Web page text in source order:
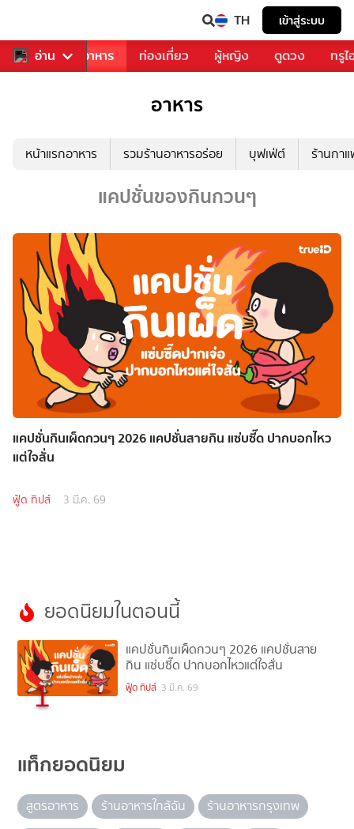
TH เข้าสู่ระบบ
อ่าน
การเพลง อาหาร ท่องเที่ยว ผู้หญิง ดูดวง ทรู
อาหาร
หน้าแรกอาหาร รวมร้านอาหารอร่อย บุฟเฟ่ต์ ร้านกา
แคปชั่นของกินกวนๆ
แคปชั่นกินเผ็ดกวนๆ 2026 แคปชั่นสายกิน แซ่บซี๊ด ปากบอกไหว
แต่ใจสั่น
ฟู้ด ทิปส์ 3 มี.ค. 69
ยอดนิยมในตอนนี้
1
แคปชั่นกินเผ็ดกวนๆ 2026 แคปชั่นสาย
กิน แซ่บซี๊ด ปากบอกไหวแต่ใจสั่น
ฟู้ด ทิปส์ 3 มี.ค. 69
แท็กยอดนิยม
สูตรอาหาร ร้านอาหารใกล้ฉัน
ร้านอาหารกรุงเทพ